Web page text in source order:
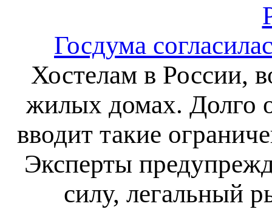
Госдума
Хостелам в России,
жилых домах. Долго
вводит такие
Эксперты
силу, легальный